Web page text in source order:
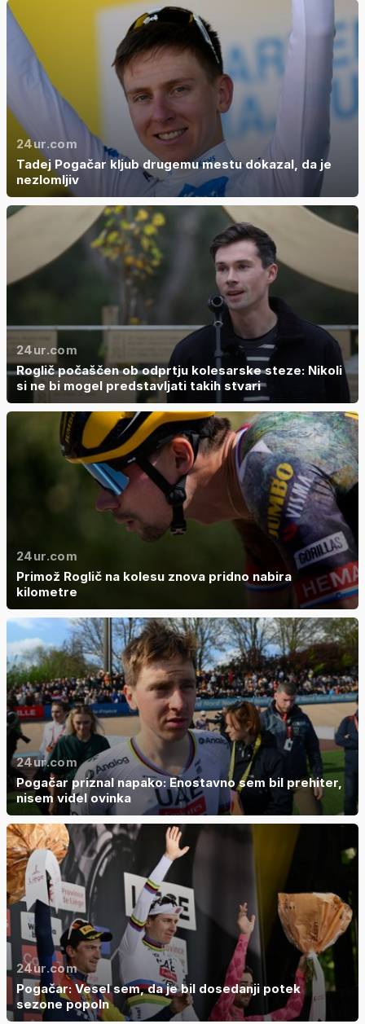
24ur.com
Tadej Pogačar kljub drugemu mestu dokazal, da je
nezlomljiv
24ur.com
Roglič počaščen ob odprtju kolesarske steze: Nikoli
si ne bi mogel predstavljati takih stvari
24ur.com
Primož Roglič na kolesu znova pridno nabira
kilometre
24ur.com
Pogačar priznal napako: Enostavno sem bil prehiter,
nisem videl ovinka
24ur.com
Pogačar: Vesel sem, da je bil dosedanji potek
sezone popoln